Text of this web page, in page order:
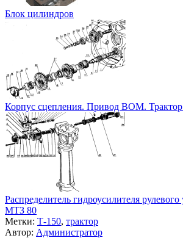
Блок цилиндров
Корпус сцепления. Привод ВОМ.
Распределитель гидроусилителя
МТЗ 80
Метки: Т-150, трактор
Автор: Администратор